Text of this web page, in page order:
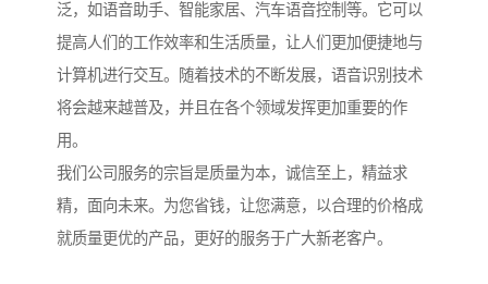
泛，如语音助手、智能家居、汽车语音控制等。它可以
提高人们的工作效率和生活质量，让人们更加便捷地与
计算机进行交互。随着技术的不断发展，语音识别技术
将会越来越普及，并且在各个领域发挥更加重要的作
用。
我们公司服务的宗旨是质量为本，诚信至上，精益求
精，面向未来。为您省钱，让您满意，以合理的价格成
就质量更优的产品，更好的服务于广大新老客户。